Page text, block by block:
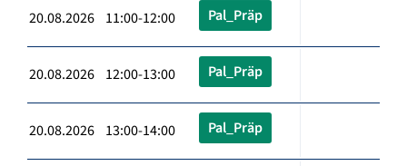
20.08.2026 11:00-12:00 Pal_Präp
20.08.2026 12:00-13:00 Pal_Präp
20.08.2026 13:00-14:00 Pal_Präp